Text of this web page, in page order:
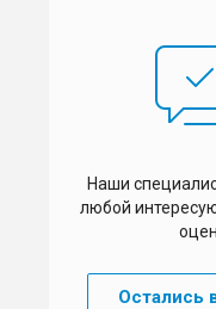
Наши
любой
Остались